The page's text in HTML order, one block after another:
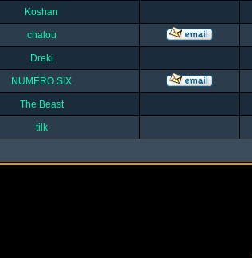
Koshan
chalou
Dreki
NUMERO SIX
The Beast
tilk